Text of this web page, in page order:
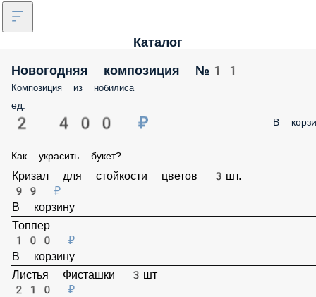
Каталог
Новогодняя композиция №11
Композиция из нобилиса
ед.
2 400 ₽ В
Как украсить букет?
Кризал для стойкости цветов 3шт.
99 ₽
В корзину
Топпер
100 ₽
В корзину